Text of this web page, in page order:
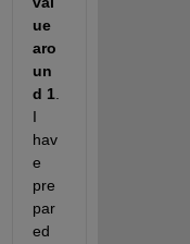
ue
aro
un
d 1
I
hav
e
pre
par
ed